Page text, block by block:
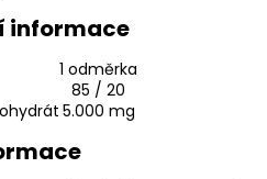
informace
1 odměrka
85 / 20
5.000 mg